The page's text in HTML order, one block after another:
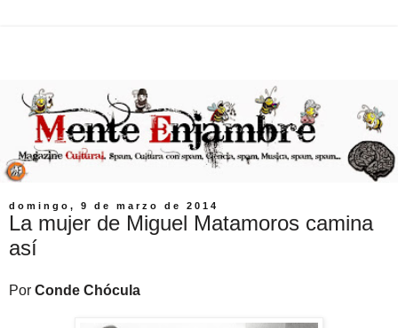
domingo, 9 de marzo de 2014
La mujer de Miguel Matamoros camina
así
Por Conde Chócula